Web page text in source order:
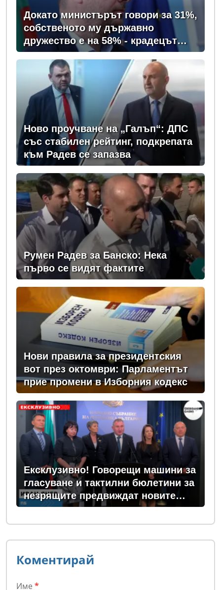
Докато министърът говори за 31%,
собственото му държавно
дружество е на 58% - крадецът
вика дръжте крадеца
Ново проучване на „Галъп“: ДПС
със стабилен рейтинг, подкрепата
към Радев се запазва
Румен Радев за Банско: Нека
първо се видят фактите
Нови правила за президентския
вот през октомври: Парламентът
прие промени в Изборния кодекс
Ексклузивно! Говорещи машини за
гласуване и тактилни бюлетини за
незрящите предвиждат новите
изборни правила! (ВИДЕО)
Коментирай
Име *